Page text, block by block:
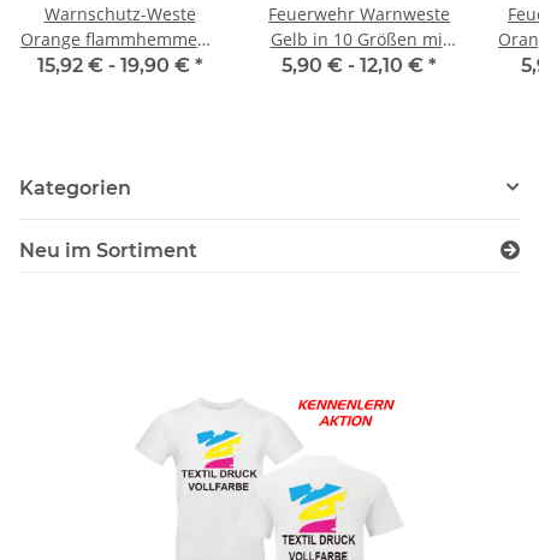
Warnschutz-Weste
Orange flammhemmend
EN ISO 20471 Class 2
15,92 € - 19,90 € *
Feuerwehr Warnweste
Gelb in 10 Größen mit
Stadtnamen
5,90 € - 12,10 € *
Kategorien
Neu im Sortiment